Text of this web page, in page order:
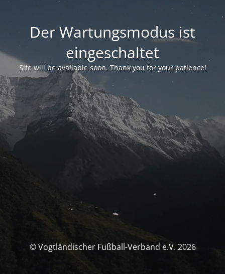
Der Wartungsmodus ist
eingeschaltet
Site will be available soon. Thank you for your patience!
© Vogtländischer Fußball-Verband e.V. 2026